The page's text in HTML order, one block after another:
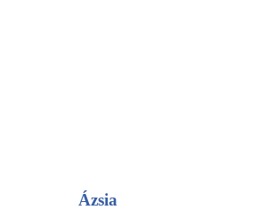
Ázsia